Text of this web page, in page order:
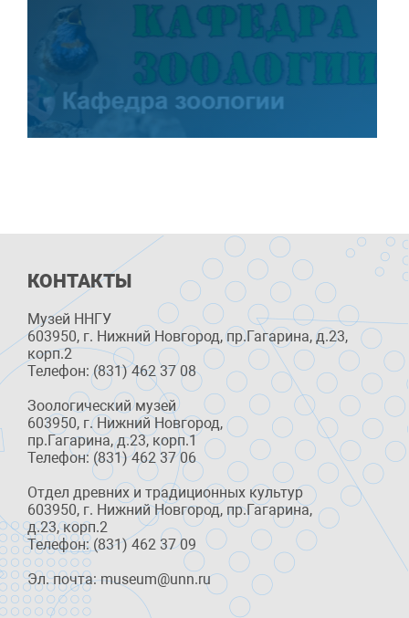
КОНТАКТЫ
Музей ННГУ
603950, г. Нижний Новгород, пр.Гагарина, д.23,
корп.2
Телефон: (831) 462 37 08
Зоологический музей
603950, г. Нижний Новгород,
пр.Гагарина, д.23, корп.1
Телефон: (831) 462 37 06
Отдел древних и традиционных культур
603950, г. Нижний Новгород, пр.Гагарина,
д.23, корп.2
Телефон: (831) 462 37 09
Эл. почта: museum@unn.ru